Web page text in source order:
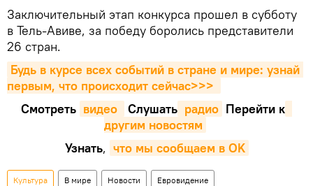
Заключительный этап конкурса прошел в субботу
в Тель-Авиве, за победу боролись представители
26 стран.
Будь в курсе всех событий в стране и мире: узнай
первым, что происходит сейчаc>>>
Смотреть видео Cлушать радио Перейти к
другим новостям
Узнать, что мы сообщаем в OK
Культура В мире Новости Евровидение